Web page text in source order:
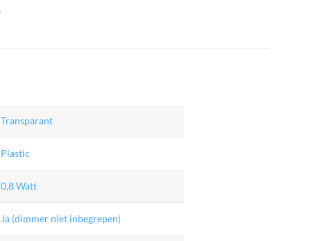
Transparant
Plastic
0,8 Watt
Ja (dimmer niet inbegrepen)